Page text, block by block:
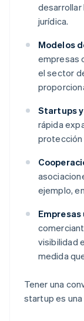
jurídica.
Modelos
empresas
el sector
Startups
rápida
protección
ejemplo,
visibilidad
medida
Tener una
startup es